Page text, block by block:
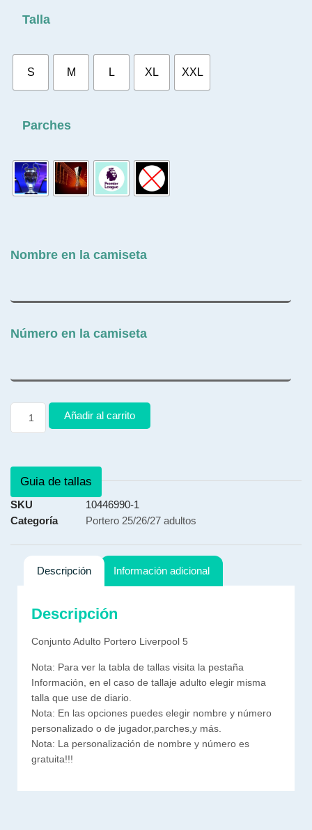
Talla
S M L XL XXL
Parches
Nombre en la camiseta
Número en la camiseta
Añadir al carrito
Guia de tallas
SKU
10446990-1
Categoría
Portero 25/26/27 adultos
Descripción Información adicional
Descripción
Conjunto Adulto Portero Liverpool 5
Nota: Para ver la tabla de tallas visita la pestaña
Información, en el caso de tallaje adulto elegir misma
talla que use de diario.
Nota: En las opciones puedes elegir nombre y número
personalizado o de jugador,parches,y más.
Nota: La personalización de nombre y número es
gratuita!!!